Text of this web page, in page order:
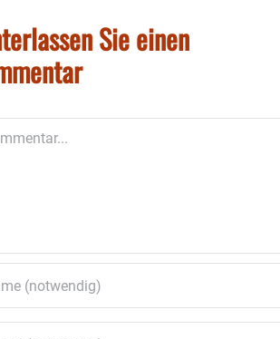
Sie einen